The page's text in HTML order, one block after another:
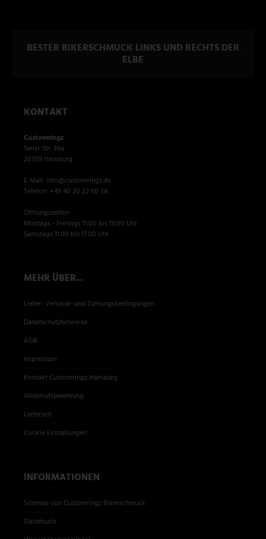
BESTER BIKERSCHMUCK LINKS UND RECHTS DER
ELBE
KONTAKT
Customringz
Seiler Str. 36a
20359 Hamburg
E-Mail: info@customringz.de
Telefon: +49 40 20 22 60 38
Öffnungszeiten:
Montags - Freitags 11.00 bis 19.00 Uhr
Samstags 11.00 bis 17.00 Uhr
MEHR ÜBER...
Liefer- Versand- und Zahlungsbedingungen
Datenschutzhinweise
AGB
Impressum
Kontakt Customringz Hamburg
Widerrufsbelehrung
Lieferzeit
Cookie Einstellungen
INFORMATIONEN
Sitemap von Customringz Bikerschmuck
Gästebuch